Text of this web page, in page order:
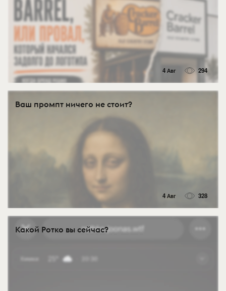
4 Авг 294
Ваш промпт ничего не стоит?
4 Авг 328
Какой Ротко вы сейчас?